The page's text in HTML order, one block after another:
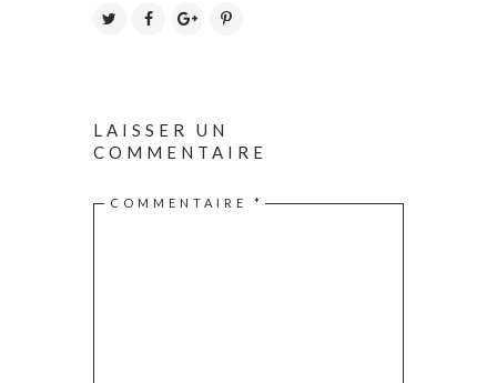
LAISSER UN
COMMENTAIRE
COMMENTAIRE *